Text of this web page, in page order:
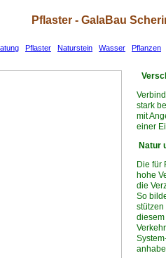
Pflaster - GalaBau
Pflaster Naturstein Wasser Pflanzen
stark
mit
einer
Natur
Die für
hohe
die
So
stützen